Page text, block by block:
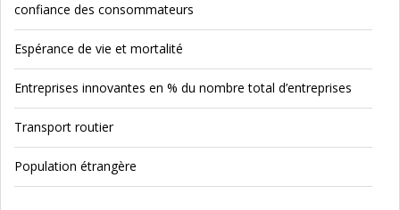
confiance des consommateurs
Espérance de vie et mortalité
Entreprises innovantes en % du nombre total d’entreprises
Transport routier
Population étrangère